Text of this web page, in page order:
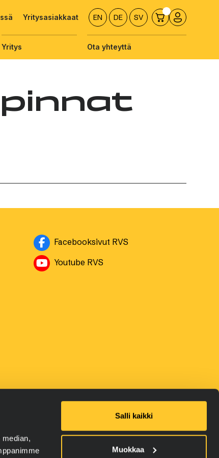
Salli kaikki
Muokkaa
Yritysasiakkaat EN DE SV
Yritys Ota yhteyttä
Facebooksivut RVS
Youtube RVS